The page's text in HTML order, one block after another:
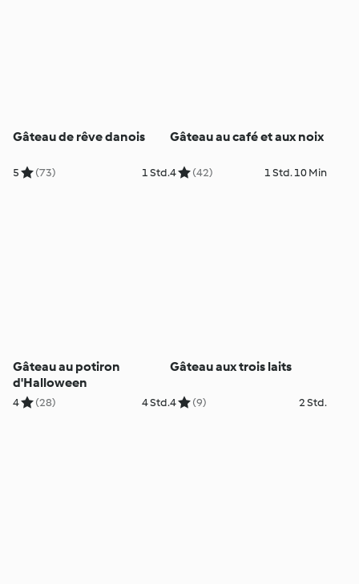
Gâteau de rêve danois
5 (73) 1 Std.
Gâteau au café et aux noix
4 (42) 1 Std. 10 Min
Gâteau au potiron
d'Halloween
4 (28) 4 Std.
Gâteau aux trois laits
4 (9) 2 Std.